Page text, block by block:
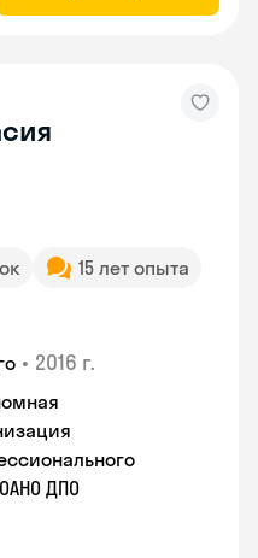
15 лет опыта
• 2016 г.
ДПО